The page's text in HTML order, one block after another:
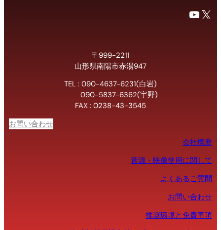
YouTube X
〒999-2211
山形県南陽市赤湯947
TEL : 090-4637-6231(白岩)
090-5837-6362(宇野)
FAX : 0238-43-3545
お問い合わせ
会社概要
音源・映像使用に関して
よくあるご質問
お問い合わせ
推奨環境と免責事項